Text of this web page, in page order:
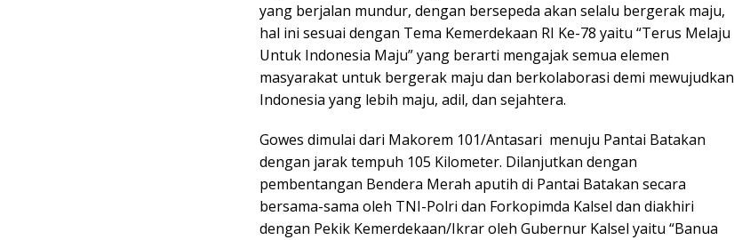
yang berjalan mundur, dengan bersepeda akan selalu bergerak maju,
hal ini sesuai dengan Tema Kemerdekaan RI Ke-78 yaitu “Terus Melaju
Untuk Indonesia Maju” yang berarti mengajak semua elemen
masyarakat untuk bergerak maju dan berkolaborasi demi mewujudkan
Indonesia yang lebih maju, adil, dan sejahtera.
Gowes dimulai dari Makorem 101/Antasari menuju Pantai Batakan
dengan jarak tempuh 105 Kilometer. Dilanjutkan dengan
pembentangan Bendera Merah aputih di Pantai Batakan secara
bersama-sama oleh TNI-Polri dan Forkopimda Kalsel dan diakhiri
dengan Pekik Kemerdekaan/Ikrar oleh Gubernur Kalsel yaitu “Banua